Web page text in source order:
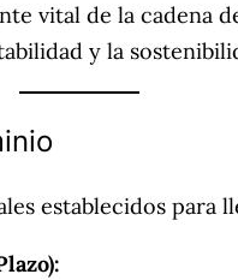
vital de la
y la
establecidos para